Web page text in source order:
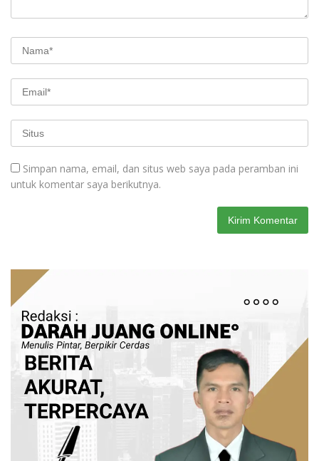
Simpan nama, email, dan situs web saya pada peramban ini
untuk komentar saya berikutnya.